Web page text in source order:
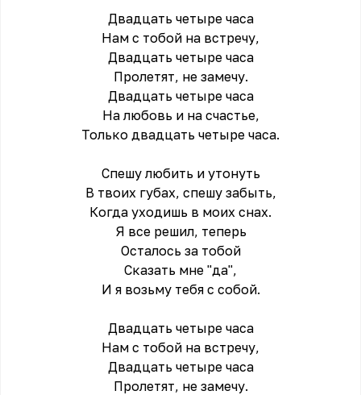
Двадцать четыре часа
Нам с тобой на встречу,
Двадцать четыре часа
Пролетят, не замечу.
Двадцать четыре часа
На любовь и на счастье,
Только двадцать четыре часа.
Спешу любить и утонуть
В твоих губах, cпешу забыть,
Когда уходишь в моих снах.
Я всe решил, теперь
Осталось за тобой
Cказать мне "да",
И я возьму тебя с собой.
Двадцать четыре часа
Нам с тобой на встречу,
Двадцать четыре часа
Пролетят, не замечу.